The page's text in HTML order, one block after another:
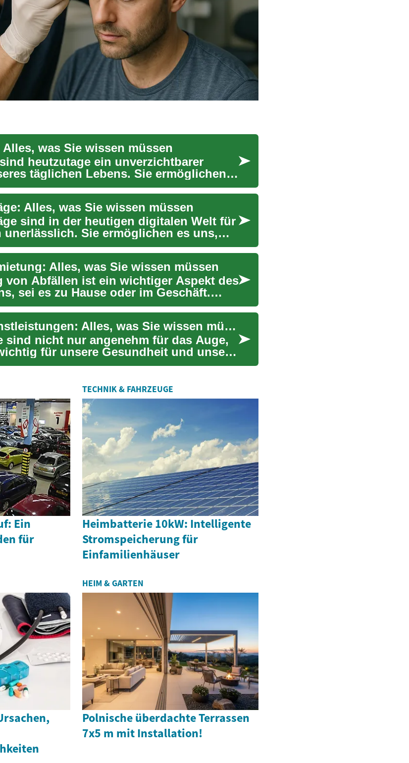
was Sie wissen müssen
heutzutage ein unverzichtbarer
täglichen Lebens. Sie ermöglichen
Alles, was Sie wissen müssen
sind in der heutigen digitalen Welt für
unerlässlich. Sie ermöglichen es uns,
Alles, was Sie wissen müssen
von Abfällen ist ein wichtiger Aspekt des
sei es zu Hause oder im Geschäft.
Reinigungsdienstleistungen: Alles, was Sie wissen müssen
sind nicht nur angenehm für das Auge,
für unsere Gesundheit und unser
Ein
für
TECHNIK & FAHRZEUGE
Heimbatterie 10kW: Intelligente
Stromspeicherung für
Einfamilienhäuser
HEIM & GARTEN
Polnische überdachte Terrassen
7x5 m mit Installation!